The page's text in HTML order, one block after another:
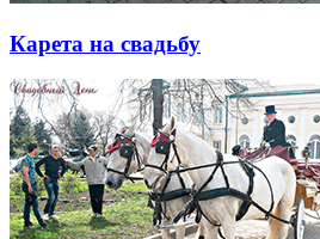
Карета на свадьбу